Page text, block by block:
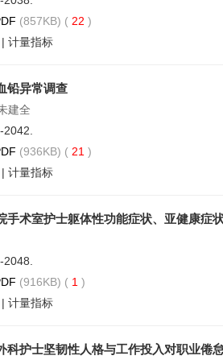
(857KB) ( 22 )
| 计量指标
铅异常调查
建全
2042.
(936KB) ( 21 )
| 计量指标
手术室护士躯体性功能症状、亚健康症
2048.
(916KB) ( 1 )
| 计量指标
科护士坚韧性人格与工作投入对职业倦